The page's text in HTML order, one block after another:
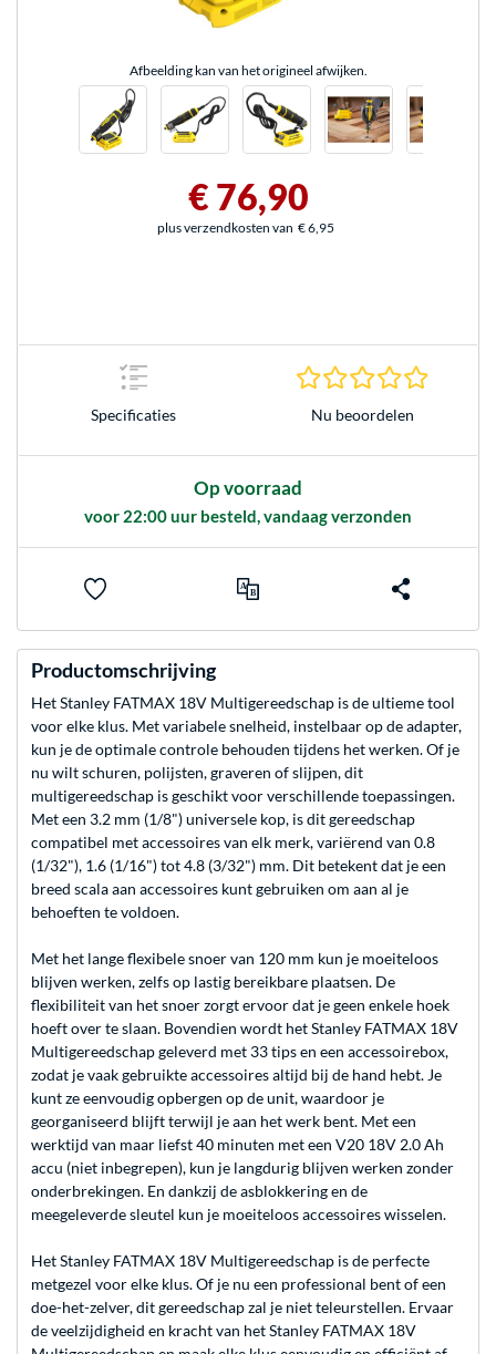
Afbeelding kan van het origineel afwijken.
€ 76,90
plus verzendkosten van € 6,95
Specificaties Nu beoordelen
Op voorraad
voor 22:00 uur besteld, vandaag verzonden
Productomschrijving
Het Stanley FATMAX 18V Multigereedschap is de ultieme tool
voor elke klus. Met variabele snelheid, instelbaar op de adapter,
kun je de optimale controle behouden tijdens het werken. Of je
nu wilt schuren, polijsten, graveren of slijpen, dit
multigereedschap is geschikt voor verschillende toepassingen.
Met een 3.2 mm (1/8") universele kop, is dit gereedschap
compatibel met accessoires van elk merk, variërend van 0.8
(1/32"), 1.6 (1/16") tot 4.8 (3/32") mm. Dit betekent dat je een
breed scala aan accessoires kunt gebruiken om aan al je
behoeften te voldoen.
Met het lange flexibele snoer van 120 mm kun je moeiteloos
blijven werken, zelfs op lastig bereikbare plaatsen. De
flexibiliteit van het snoer zorgt ervoor dat je geen enkele hoek
hoeft over te slaan. Bovendien wordt het Stanley FATMAX 18V
Multigereedschap geleverd met 33 tips en een accessoirebox,
zodat je vaak gebruikte accessoires altijd bij de hand hebt. Je
kunt ze eenvoudig opbergen op de unit, waardoor je
georganiseerd blijft terwijl je aan het werk bent. Met een
werktijd van maar liefst 40 minuten met een V20 18V 2.0 Ah
accu (niet inbegrepen), kun je langdurig blijven werken zonder
onderbrekingen. En dankzij de asblokkering en de
meegeleverde sleutel kun je moeiteloos accessoires wisselen.
Het Stanley FATMAX 18V Multigereedschap is de perfecte
metgezel voor elke klus. Of je nu een professional bent of een
doe-het-zelver, dit gereedschap zal je niet teleurstellen. Ervaar
de veelzijdigheid en kracht van het Stanley FATMAX 18V